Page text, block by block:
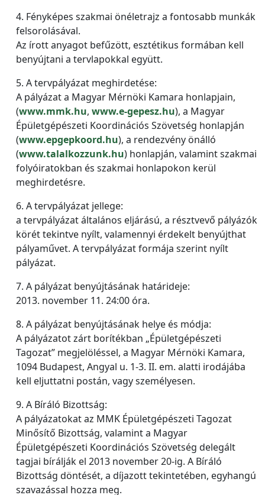
4. Fényképes szakmai önéletrajz a fontosabb munkák
felsorolásával.
Az írott anyagot befűzött, esztétikus formában kell
benyújtani a tervlapokkal együtt.
5. A tervpályázat meghirdetése:
A pályázat a Magyar Mérnöki Kamara honlapjain,
(www.mmk.hu, www.e-gepesz.hu), a Magyar
Épületgépészeti Koordinációs Szövetség honlapján
(www.epgepkoord.hu), a rendezvény önálló
(www.talalkozzunk.hu) honlapján, valamint szakmai
folyóiratokban és szakmai honlapokon kerül
meghirdetésre.
6. A tervpályázat jellege:
a tervpályázat általános eljárású, a résztvevő pályázók
körét tekintve nyílt, valamennyi érdekelt benyújthat
pályaművet. A tervpályázat formája szerint nyílt
pályázat.
7. A pályázat benyújtásának határideje:
2013. november 11. 24:00 óra.
8. A pályázat benyújtásának helye és módja:
A pályázatot zárt borítékban „Épületgépészeti
Tagozat” megjelöléssel, a Magyar Mérnöki Kamara,
1094 Budapest, Angyal u. 1-3. II. em. alatti irodájába
kell eljuttatni postán, vagy személyesen.
9. A Bíráló Bizottság:
A pályázatokat az MMK Épületgépészeti Tagozat
Minősítő Bizottság, valamint a Magyar
Épületgépészeti Koordinációs Szövetség delegált
tagjai bírálják el 2013 november 20-ig. A Bíráló
Bizottság döntését, a díjazott tekintetében, egyhangú
szavazással hozza meg.